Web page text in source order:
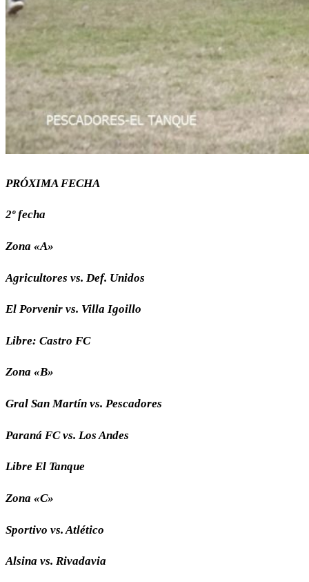
PRÓXIMA FECHA
2º fecha
Zona «A»
Agricultores vs. Def. Unidos
El Porvenir vs. Villa Igoillo
Libre: Castro FC
Zona «B»
Gral San Martín vs. Pescadores
Paraná FC vs. Los Andes
Libre El Tanque
Zona «C»
Sportivo vs. Atlético
Alsina vs. Rivadavia